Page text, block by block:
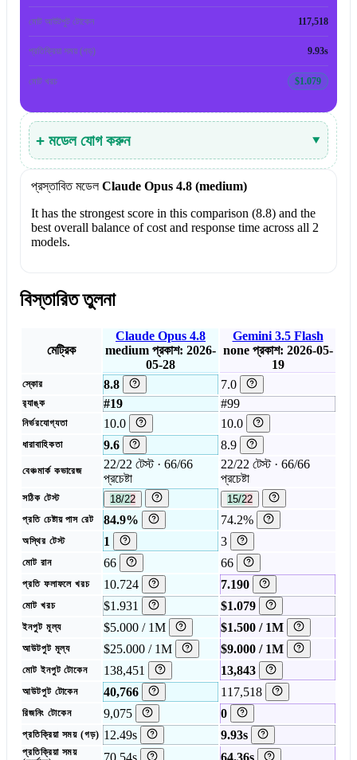
মোট আউটপুট টোকেন 117,518
প্রতিক্রিয়া সময় (গড়) 9.93s
মোট খরচ $1.079
+ মডেল যোগ করুন ▾
প্রস্তাবিত মডেল Claude Opus 4.8 (medium)
It has the strongest score in this comparison (8.8) and the
best overall balance of cost and response time across all 2
models.
বিস্তারিত তুলনা
মেট্রিক
Claude Opus 4.8
medium প্রকাশ: 2026-
05-28
Gemini 3.5 Flash
none প্রকাশ: 2026-05-
19
স্কোর 8.8 7.0
র‍্যাঙ্ক #19 #99
নির্ভরযোগ্যতা 10.0 10.0
ধারাবাহিকতা 9.6 8.9
বেঞ্চমার্ক কভারেজ
22/22 টেস্ট · 66/66
প্রচেষ্টা
22/22 টেস্ট · 66/66
প্রচেষ্টা
সঠিক টেস্ট 18/22 15/22
প্রতি চেষ্টায় পাস রেট 84.9% 74.2%
অস্থির টেস্ট 1 3
মোট রান 66 66
প্রতি ফলাফলে খরচ 10.724 7.190
মোট খরচ $1.931 $1.079
ইনপুট মূল্য $5.000 / 1M $1.500 / 1M
আউটপুট মূল্য $25.000 / 1M $9.000 / 1M
মোট ইনপুট টোকেন 138,451 13,843
আউটপুট টোকেন 40,766 117,518
রিজনিং টোকেন 9,075 0
প্রতিক্রিয়া সময় (গড়) 12.49s 9.93s
প্রতিক্রিয়া সময়
70.54s 64.36s